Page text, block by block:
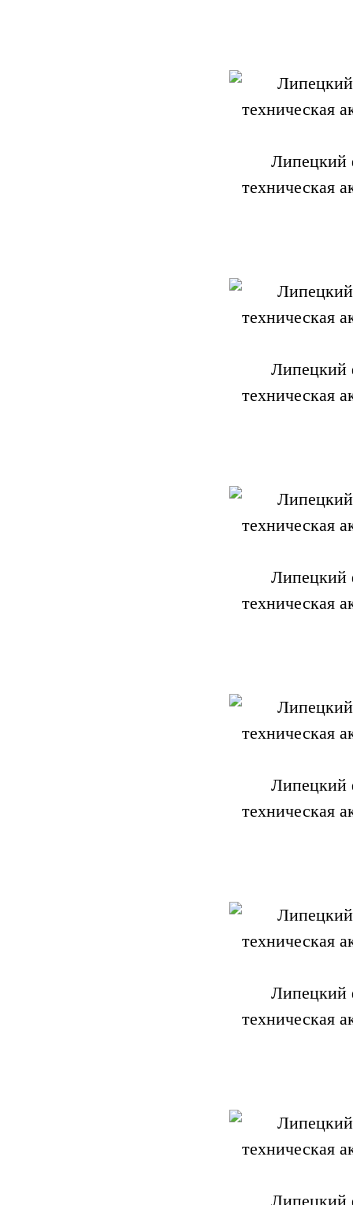
Липецкий
техническая
Липецкий
техническая
Липецкий
техническая
Липецкий
техническая
Липецкий
техническая
Липецкий